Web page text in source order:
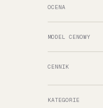
OCENA
MODEL CENOWY
CENNIK
KATEGORIE